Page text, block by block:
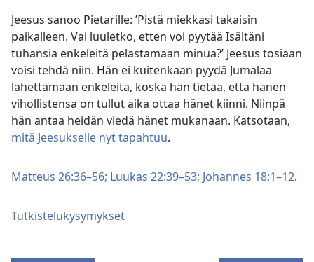
Jeesus sanoo Pietarille: ’Pistä miekkasi takaisin
paikalleen. Vai luuletko, etten voi pyytää Isältäni
tuhansia enkeleitä pelastamaan minua?’ Jeesus tosiaan
voisi tehdä niin. Hän ei kuitenkaan pyydä Jumalaa
lähettämään enkeleitä, koska hän tietää, että hänen
vihollistensa on tullut aika ottaa hänet kiinni. Niinpä
hän antaa heidän viedä hänet mukanaan. Katsotaan,
mitä Jeesukselle nyt tapahtuu.
Matteus 26:36–56; Luukas 22:39–53; Johannes 18:1–12.
Tutkistelukysymykset